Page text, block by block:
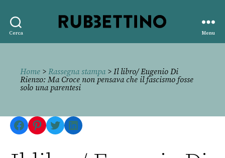
Cerca
editore
Menu
Home > Rassegna stampa> Il libro/ Eugenio Di
Rienzo: Ma Croce non pensava che il fascismo fosse
solo una parentesi
Facebook
Pinterest
TwitterLinkedIn